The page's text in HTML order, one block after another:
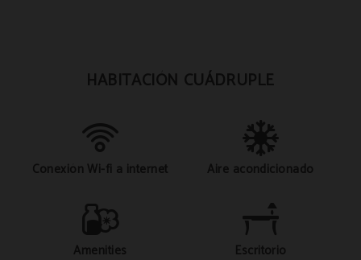
HABITACIÓN CUÁDRUPLE
Conexión Wi-fi a internet Aire acondicionado
Amenities Escritorio